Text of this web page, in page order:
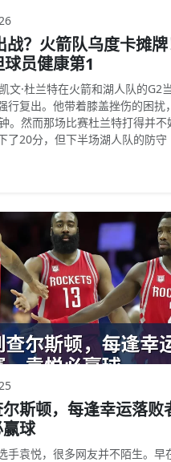
战？火箭队乌度卡摊
员健康第1
文·杜兰特在火箭和湖人队的G2
行复出。他带着膝盖挫伤的困扰
。然而那场比赛杜兰特打得并不
了20分，但下半场湖人队的防守
斯顿，每逢幸运落败
球
手袁悦，很多网友并不陌生。早